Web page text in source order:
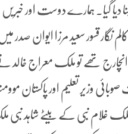
دیا گیا۔ ہمارے دوست اور
نگار قسور سعید مرزا ایوان صدر
تھے تو ملک معراج خالد
وزیر تعلیم اور پاکستان
غلام نبی کے بیٹے شاہد نبی